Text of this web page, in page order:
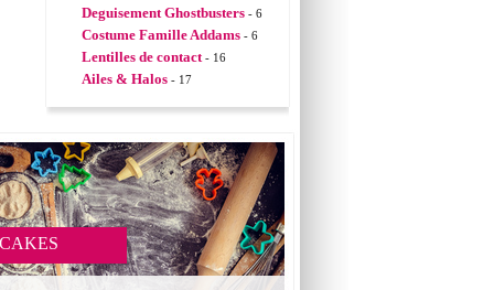
Deguisement Ghostbusters - 6
Costume Famille Addams - 6
Lentilles de contact - 16
Ailes & Halos - 17